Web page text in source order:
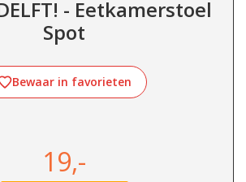
- Eetkamerstoel
Spot
Bewaar in favorieten
19,-